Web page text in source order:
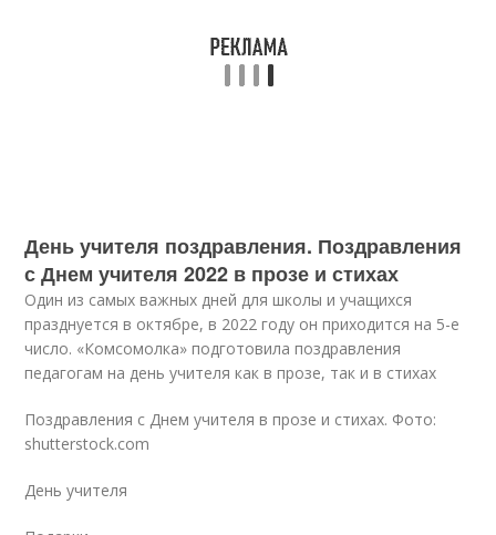
День учителя поздравления. Поздравления
с Днем учителя 2022 в прозе и стихах
Один из самых важных дней для школы и учащихся
празднуется в октябре, в 2022 году он приходится на 5-е
число. «Комсомолка» подготовила поздравления
педагогам на день учителя как в прозе, так и в стихах
Поздравления с Днем учителя в прозе и стихах. Фото:
shutterstock.com
День учителя